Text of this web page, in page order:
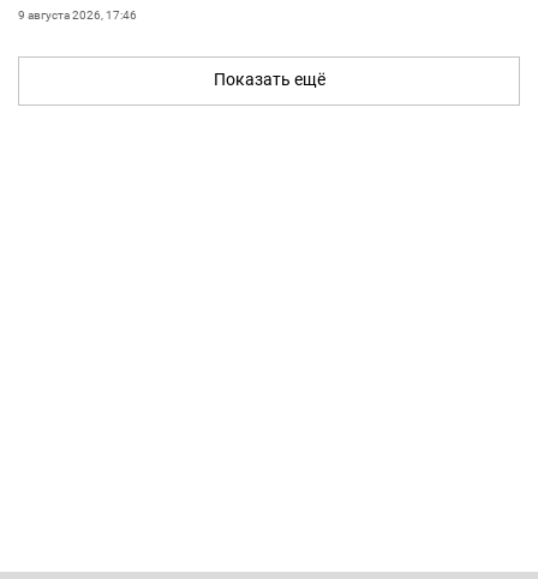
9 августа 2026, 17:46
Показать ещё